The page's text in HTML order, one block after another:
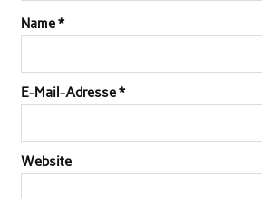
Name*
E-Mail-Adresse*
Website